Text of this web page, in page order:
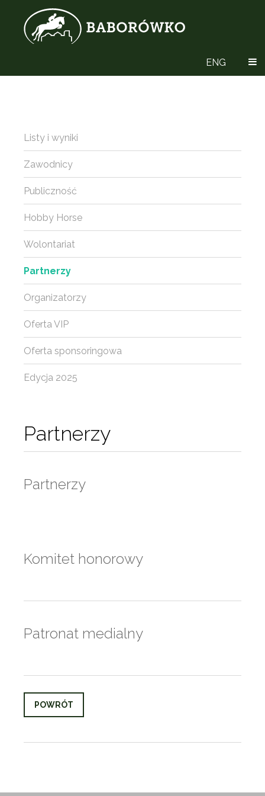
ENG
Partnerzy
Partnerzy
Komitet honorowy
Patronat medialny
POWRÓT
Listy i wyniki
Zawodnicy
Publiczność
Hobby Horse
Wolontariat
Partnerzy
Organizatorzy
Oferta VIP
Oferta sponsoringowa
Edycja 2025